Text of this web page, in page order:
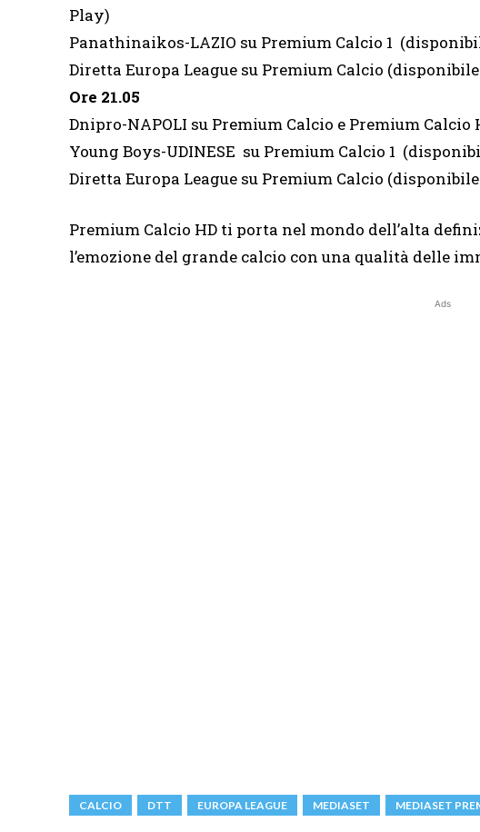
Play)
Panathinaikos-LAZIO su Premium Calcio 1
Diretta Europa League su Premium Calcio
Ore 21.05
Dnipro-NAPOLI su Premium Calcio e Premium
Young Boys-UDINESE su Premium Calcio 1
Diretta Europa League su Premium Calcio
Premium Calcio HD ti porta nel mondo dell’alta
l’emozione del grande calcio con una qualità delle
Ads
CALCIO DTT EUROPA LEAGUE MEDIASET MEDIASET